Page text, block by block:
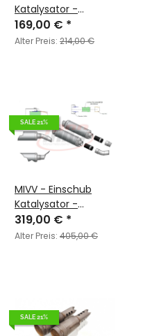
Katalysator -
ACC.037.A1
169,00 € *
Alter Preis: 214,00 €
SALE 21%
MIVV - Einschub
Katalysator -
ACC.038.A2
319,00 € *
Alter Preis: 405,00 €
SALE 21%